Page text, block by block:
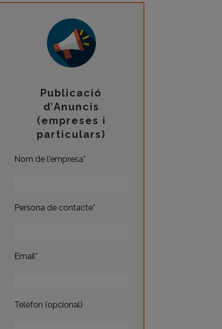
Publicació
d’Anuncis
(empreses i
particulars)
Nom de l'empresa*
Persona de contacte*
Email*
Telèfon (opcional)